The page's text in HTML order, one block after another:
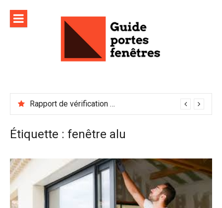
contenu
Rapport de vérification sécurité : à conserver précieusement
Étiquette : fenêtre alu